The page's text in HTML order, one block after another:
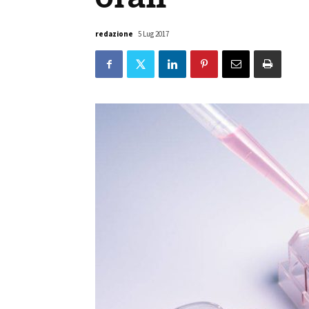
redazione 5 Lug 2017